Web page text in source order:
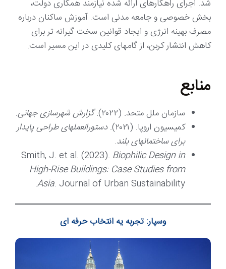
شد. اجرای راهکارهای ارائه شده نیازمند همکاری دولت،
بخش خصوصی و جامعه مدنی است. آموزش ساکنان درباره
مصرف بهینه انرژی و ایجاد قوانین سخت گیرانه تر برای
کاهش انتشار کربن، از گامهای کلیدی در این مسیر است.
منابع
سازمان ملل متحد. (۲۰۲۲). گزارش شهرسازی جهانی.
کمیسیون اروپا. (۲۰۲۱).
دستورالعملهای طراحی پایدار
برای ساختمانهای بلند.
Smith, J. et al. (2023). Biophilic Design in
High-Rise Buildings: Case Studies from
Asia. Journal of Urban Sustainability.
وسپار: تجربه یه انتخاب حرفه ای